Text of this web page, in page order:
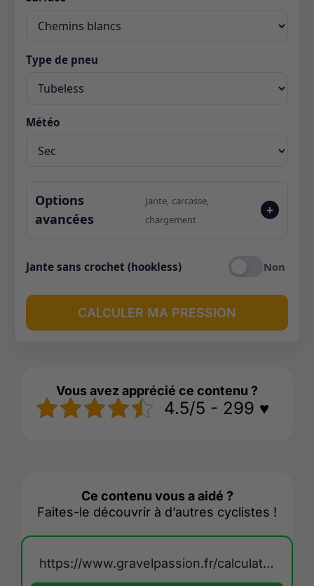
Type de pneu
Météo
Options
avancées
Jante, carcasse,
chargement
Jante sans crochet (hookless)
CALCULER MA PRESSION
Vous avez apprécié ce contenu ?
4.5/5 - 299 ♥️
Ce contenu vous a aidé ?
Faites-le découvrir à d’autres cyclistes !
https://www.gravelpassion.fr/calculateur-pression-pneu-velo/